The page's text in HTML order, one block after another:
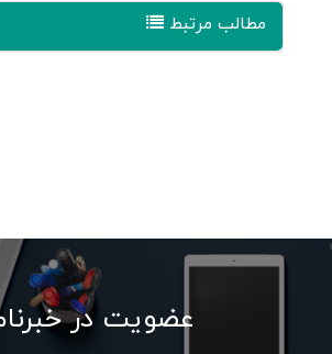
مطالب مرتبط
عضویت در